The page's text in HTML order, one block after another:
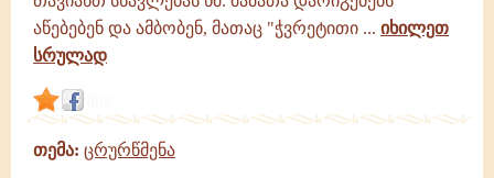
აწებებენ და ამბობენ, მათაც "ჭვრეტითი ... იხილეთ
სრულად
თემა: ცრურწმენა